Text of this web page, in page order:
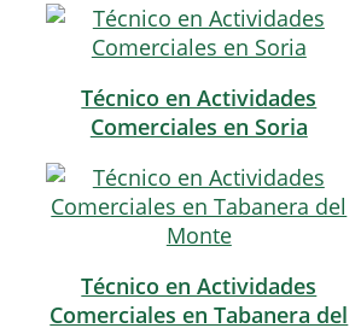
Técnico en Actividades
Comerciales en Soria
Técnico en Actividades
Comerciales en Tabanera del